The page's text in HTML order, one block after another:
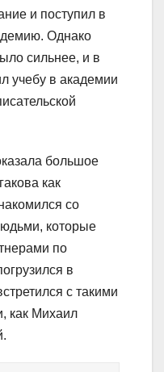
и поступил в
Однако
сильнее, и в
учебу в академии
большое
как
со
которые
по
в
с такими
как Михаил